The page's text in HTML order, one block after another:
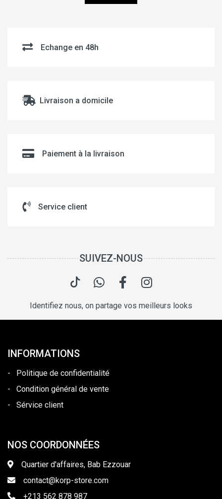
Echange en 48h
Livraison a domicile
Paiement à la livraison
Service client
SUIVEZ-NOUS
Identifiez nous, on partage vos meilleurs looks
INFORMATIONS
-
Politique de confidentialité
-
Condition général de vente
-
Sérvice client
NOS COORDONNÉES
Quartier d'affaires, Bab Ezzouar
contact@korp-store.com
+213 562 878 987